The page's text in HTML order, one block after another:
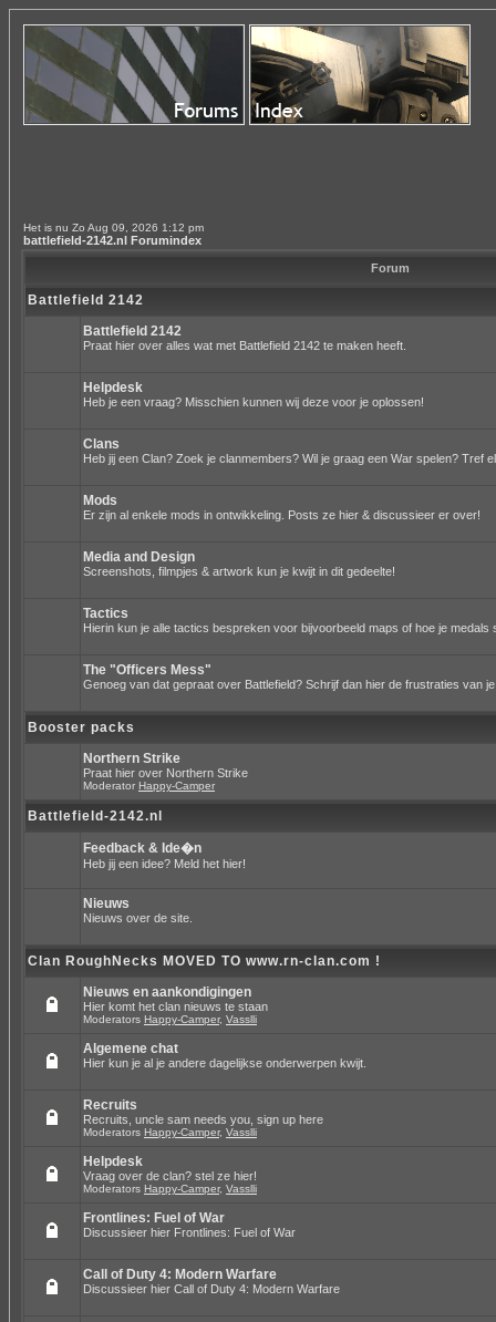
Het is nu Zo Aug 09, 2026 1:12 pm
battlefield-2142.nl Forumindex
Forum
Battlefield 2142
Battlefield 2142
Praat hier over alles wat met Battlefield 2142 te maken heeft.
Helpdesk
Heb je een vraag? Misschien kunnen wij deze voor je oplossen!
Clans
Heb jij een Clan? Zoek je clanmembers? Wil je graag een War spelen? Tref
Mods
Er zijn al enkele mods in ontwikkeling. Posts ze hier & discussieer er over!
Media and Design
Screenshots, filmpjes & artwork kun je kwijt in dit gedeelte!
Tactics
Hierin kun je alle tactics bespreken voor bijvoorbeeld maps of hoe je medals
The "Officers Mess"
Genoeg van dat gepraat over Battlefield? Schrijf dan hier de frustraties van
Booster packs
Northern Strike
Praat hier over Northern Strike
Moderator Happy-Camper
Battlefield-2142.nl
Feedback & Ide�n
Heb jij een idee? Meld het hier!
Nieuws
Nieuws over de site.
Clan RoughNecks MOVED TO www.rn-clan.com !
Nieuws en aankondigingen
Hier komt het clan nieuws te staan
Moderators Happy-Camper, Vasslli
Algemene chat
Hier kun je al je andere dagelijkse onderwerpen kwijt.
Recruits
Recruits, uncle sam needs you, sign up here
Moderators Happy-Camper, Vasslli
Helpdesk
Vraag over de clan? stel ze hier!
Moderators Happy-Camper, Vasslli
Frontlines: Fuel of War
Discussieer hier Frontlines: Fuel of War
Call of Duty 4: Modern Warfare
Discussieer hier Call of Duty 4: Modern Warfare